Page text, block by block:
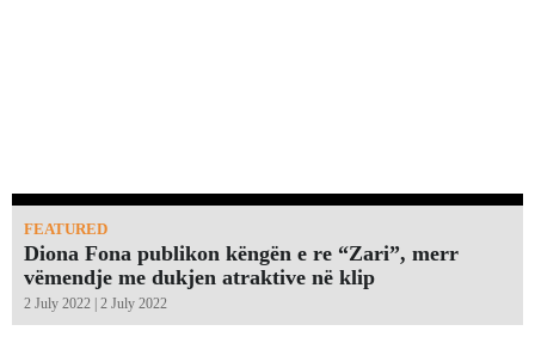
FEATURED
Diona Fona publikon këngën e re “Zari”, merr
vëmendje me dukjen atraktive në klip
2 July 2022 | 2 July 2022